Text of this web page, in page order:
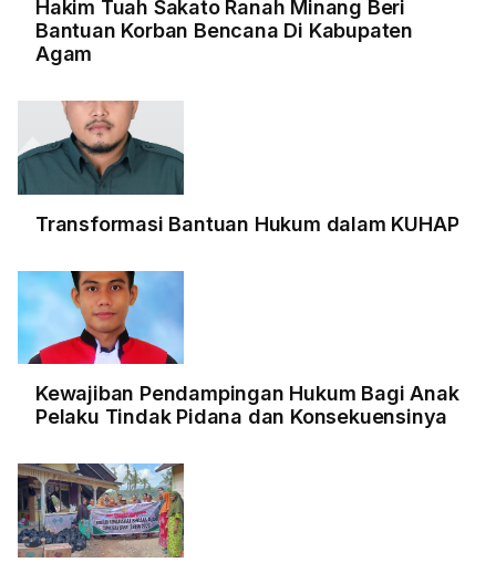
Hakim Tuah Sakato Ranah Minang Beri
Bantuan Korban Bencana Di Kabupaten
Agam
Transformasi Bantuan Hukum dalam KUHAP
Kewajiban Pendampingan Hukum Bagi Anak
Pelaku Tindak Pidana dan Konsekuensinya